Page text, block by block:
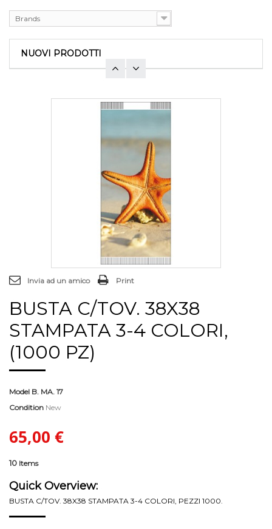
Brands
NUOVI PRODOTTI
Invia ad un amico Print
BUSTA C/TOV. 38X38
STAMPATA 3-4 COLORI,
(1000 PZ)
Model B. MA. 17
Condition New
65,00 €
10 Items
Quick Overview:
BUSTA C/TOV. 38X38 STAMPATA 3-4 COLORI, PEZZI 1000.